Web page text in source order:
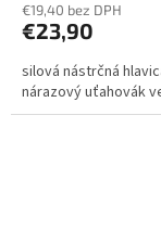
€19,40 bez DPH
€23,90
silová nástrčná
nárazový uťahovák